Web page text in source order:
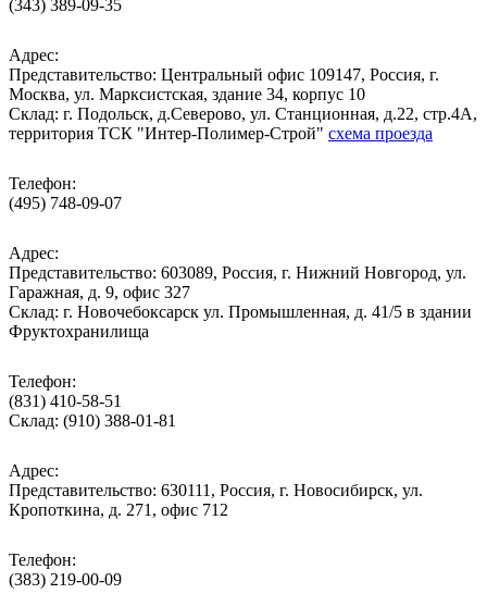
(343) 389-09-35
Адрес:
Представительство: Центральный офис 109147, Россия, г.
Москва, ул. Марксистская, здание 34, корпус 10
Cклад: г. Подольск, д.Северово, ул. Станционная, д.22, стр.4А,
территория ТСК "Интер-Полимер-Строй" схема проезда
Телефон:
(495) 748-09-07
Адрес:
Представительство: 603089, Россия, г. Нижний Новгород, ул.
Гаражная, д. 9, офис 327
Склад: г. Новочебоксарск ул. Промышленная, д. 41/5 в здании
Фруктохранилища
Телефон:
(831) 410-58-51
Склад: (910) 388-01-81
Адрес:
Представительство: 630111, Россия, г. Новосибирск, ул.
Кропоткина, д. 271, офис 712
Телефон:
(383) 219-00-09